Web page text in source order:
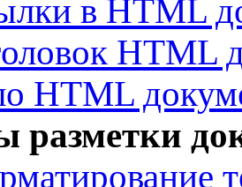
в HTML
HTML
HTML
разметки